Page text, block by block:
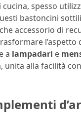
spesso
bastoncini
accessorio di
l’aspetto
a lampadari e
alla facilità